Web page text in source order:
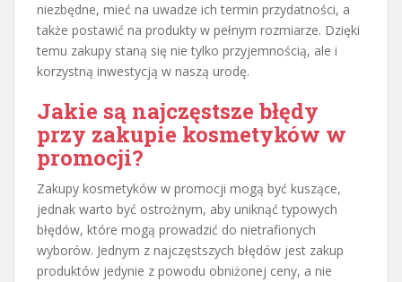
niezbędne, mieć na uwadze ich termin przydatności, a
także postawić na produkty w pełnym rozmiarze. Dzięki
temu zakupy staną się nie tylko przyjemnością, ale i
korzystną inwestycją w naszą urodę.
Jakie są najczęstsze błędy
przy zakupie kosmetyków w
promocji?
Zakupy kosmetyków w promocji mogą być kuszące,
jednak warto być ostrożnym, aby uniknąć typowych
błędów, które mogą prowadzić do nietrafionych
wyborów. Jednym z najczęstszych błędów jest zakup
produktów jedynie z powodu obniżonej ceny, a nie